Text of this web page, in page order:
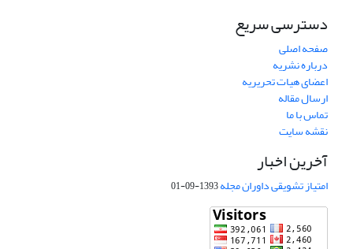
دسترسی سریع
صفحه اصلی
درباره نشریه
اعضای هیات تحریریه
ارسال مقاله
تماس با ما
نقشه سایت
آخرین اخبار
امتیاز تشویقی داوران مجله1393-09-01